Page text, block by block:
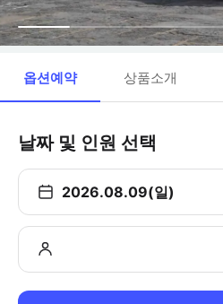
옵션예약 상품소개
날짜 및 인원 선택
2026.08.09(일)